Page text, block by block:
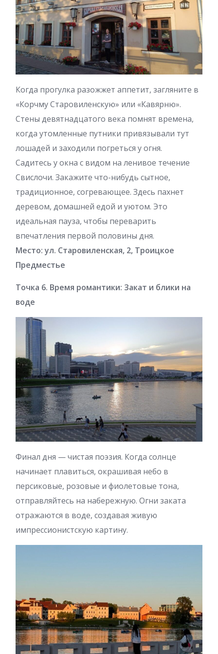
Когда прогулка разожжет аппетит, загляните в
«Корчму Старовиленскую» или «Кавярню».
Стены девятнадцатого века помнят времена,
когда утомленные путники привязывали тут
лошадей и заходили погреться у огня.
Садитесь у окна с видом на ленивое течение
Свислочи. Закажите что-нибудь сытное,
традиционное, согревающее. Здесь пахнет
деревом, домашней едой и уютом. Это
идеальная пауза, чтобы переварить
впечатления первой половины дня.
Место: ул. Старовиленская, 2, Троицкое
Предместье
Точка 6. Время романтики: Закат и блики на
воде
Финал дня — чистая поэзия. Когда солнце
начинает плавиться, окрашивая небо в
персиковые, розовые и фиолетовые тона,
отправляйтесь на набережную. Огни заката
отражаются в воде, создавая живую
импрессионистскую картину.